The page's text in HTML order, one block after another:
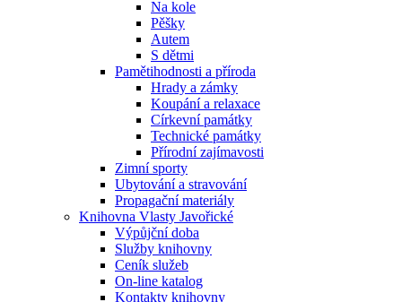
Na kole
Pěšky
Autem
S dětmi
Pamětihodnosti a příroda
Hrady a zámky
Koupání a relaxace
Církevní památky
Technické památky
Přírodní zajímavosti
Zimní sporty
Ubytování a stravování
Propagační materiály
Knihovna Vlasty Javořické
Výpůjční doba
Služby knihovny
Ceník služeb
On-line katalog
Kontakty knihovny